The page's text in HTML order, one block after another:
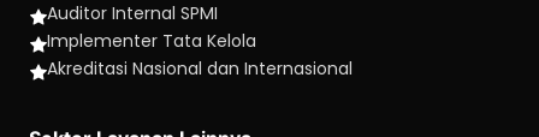
Auditor Internal SPMI
Implementer Tata Kelola
Akreditasi Nasional dan Internasional